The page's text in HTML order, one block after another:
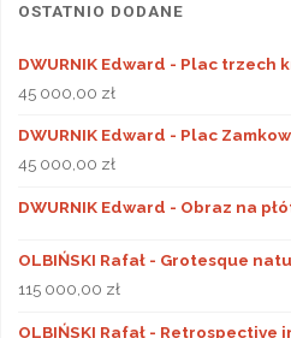
OSTATNIO DODANE
DWURNIK Edward - Plac trzech
45 000,00 zł
DWURNIK Edward - Plac
45 000,00 zł
DWURNIK Edward - Obraz na
OLBIŃSKI Rafał - Grotesque
115 000,00 zł
OLBIŃSKI Rafał - Retrospective